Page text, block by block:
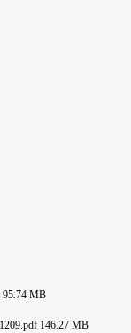
MB
146.27 MB